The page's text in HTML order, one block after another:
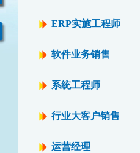
ERP实施工程师
软件业务销售
系统工程师
行业大客户销售
运营经理